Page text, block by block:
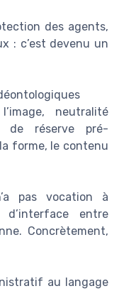
des agents,
: c’est devenu un
neutralité
de réserve pré-
forme, le contenu
pas vocation à
entre
Concrètement,
au langage